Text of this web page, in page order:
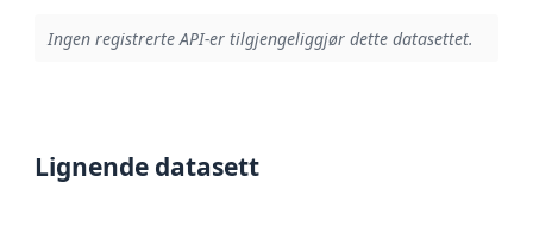
Ingen registrerte API-er tilgjengeliggjør dette datasettet.
Lignende datasett